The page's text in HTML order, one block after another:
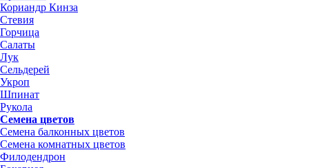
Кориандр Кинза
Стевия
Горчица
Салаты
Лук
Сельдерей
Укроп
Шпинат
Рукола
Семена цветов
Семена балконных цветов
Семена комнатных цветов
Филодендрон